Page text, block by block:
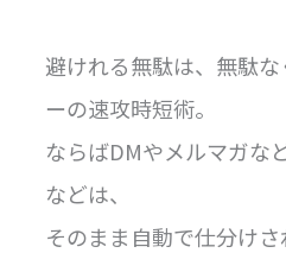
避けれる無駄は、無駄
ーの速攻時短術。
ならばDMやメルマガな
などは、
そのまま自動で仕分け